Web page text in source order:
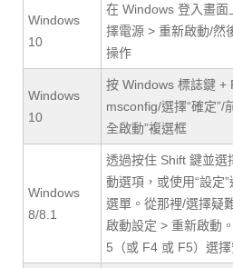
Windows
10
在 Windows 登入畫
擇電源 > 重新啟動/然
操作
Windows
10
按 Windows 標誌鍵 +
msconfig/選擇“確定”/
全啟動”複選框
Windows
8/8.1
透過按住 Shift 鍵並選
動選項，或使用“設定
選單。從那裡/選擇疑
啟動設定 > 重新啟動
5（或 F4 或 F5）選